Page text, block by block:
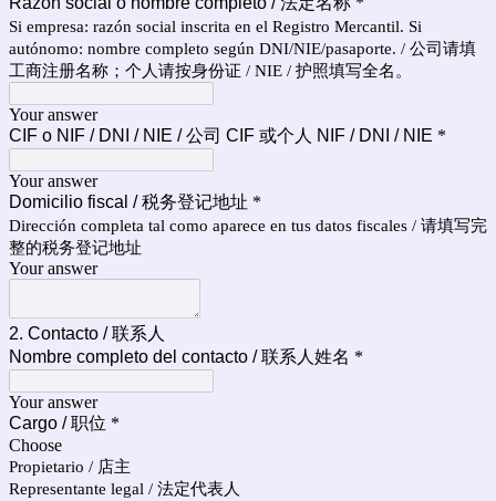
Si empresa: razón social inscrita en el Registro Mercantil. Si
autónomo: nombre completo según DNI/NIE/pasaporte. / 公司请填
工商注册名称；个人请按身份证 / NIE / 护照填写全名。
Your answer
CIF o NIF / DNI / NIE / 公司 CIF 或个人 NIF / DNI / NIE *
Your answer
Domicilio fiscal / 税务登记地址 *
Dirección completa tal como aparece en tus datos fiscales / 请填写完
整的税务登记地址
Your answer
2. Contacto / 联系人
Nombre completo del contacto / 联系人姓名 *
Your answer
Cargo / 职位 *
Choose
Propietario / 店主
Representante legal / 法定代表人